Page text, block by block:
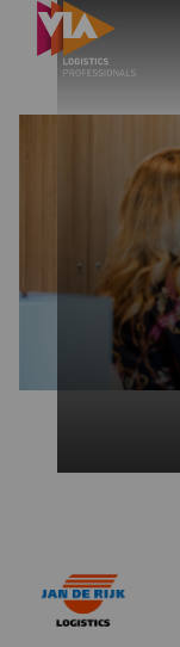
VIA
Logistics